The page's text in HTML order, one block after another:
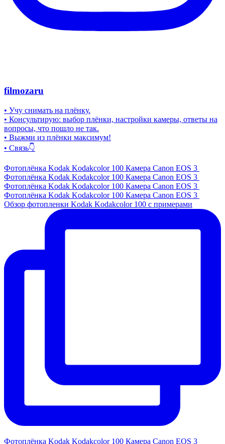
filmozaru
• Учу снимать на плёнку.
• Консультирую: выбор плёнки, настройки камеры, ответы на
вопросы, что пошло не так.
• Выжми из плёнки максимум!
• Связь👇
Фотоплёнка Kodak Kodakcolor 100 Камера Canon EOS 3
Фотоплёнка Kodak Kodakcolor 100 Камера Canon EOS 3
Фотоплёнка Kodak Kodakcolor 100 Камера Canon EOS 3
Фотоплёнка Kodak Kodakcolor 100 Камера Canon EOS 3
Обзор фотопленки Kodak Kodakcolor 100 с примерами
Фотоплёнка Kodak Kodakcolor 100 Камера Canon EOS 3